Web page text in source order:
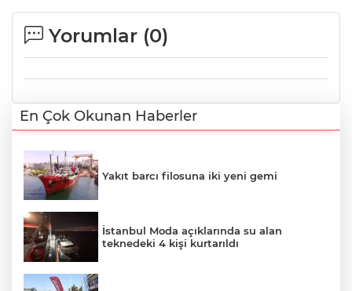
Yorumlar (0)
En Çok Okunan Haberler
Yakıt barcı filosuna iki yeni gemi
İstanbul Moda açıklarında su alan
teknedeki 4 kişi kurtarıldı